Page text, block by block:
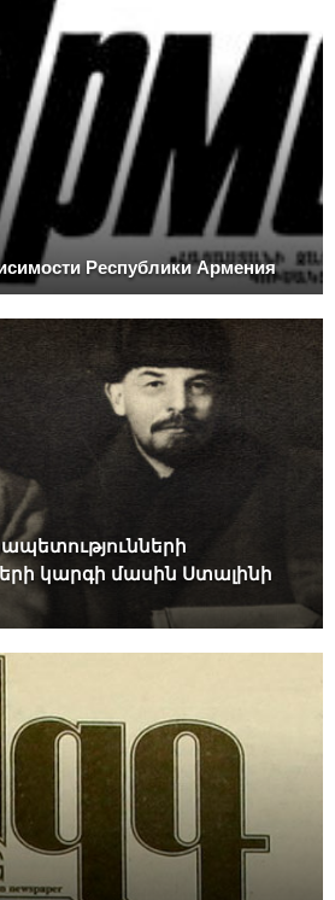
Республики Армения
կարգի մասին Ստալինի